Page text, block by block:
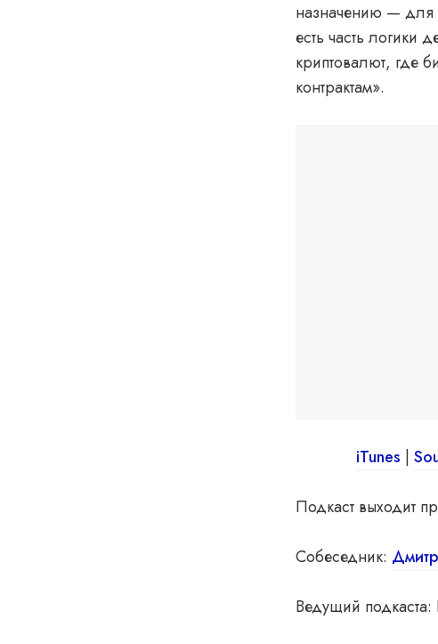
назначению — для
есть часть логики
криптовалют, где
контрактам».
iTunes |
Подкаст выходит
Собеседник:
Ведущий